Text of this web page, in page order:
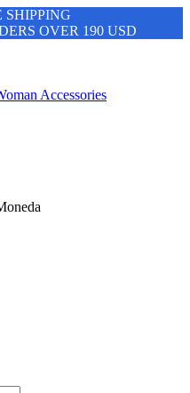
SHIPPING
OVER 190 USD
Accessories